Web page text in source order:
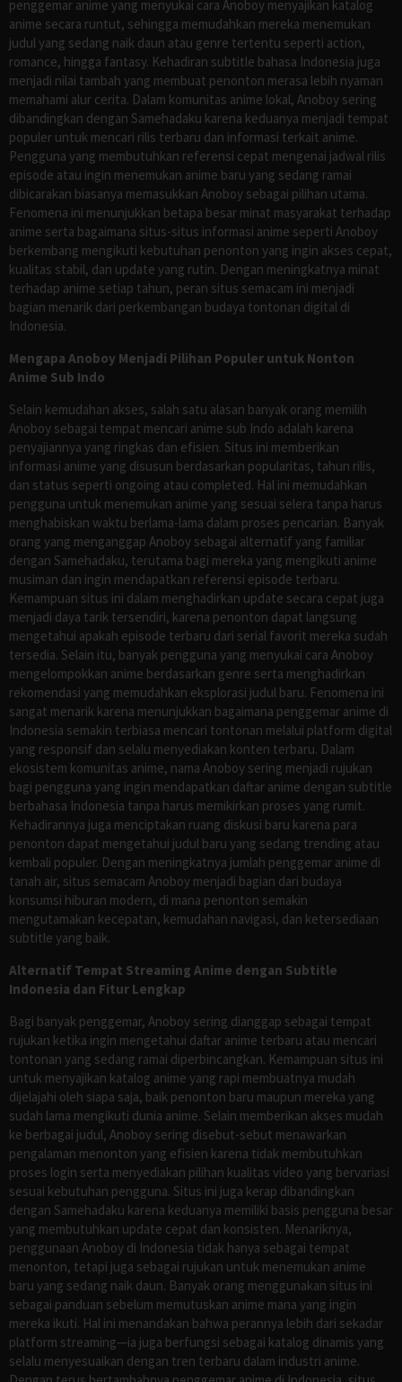
penggemar anime yang menyukai cara Anoboy menyajikan katalog
anime secara runtut, sehingga memudahkan mereka menemukan
judul yang sedang naik daun atau genre tertentu seperti action,
romance, hingga fantasy. Kehadiran subtitle bahasa Indonesia juga
menjadi nilai tambah yang membuat penonton merasa lebih nyaman
memahami alur cerita. Dalam komunitas anime lokal, Anoboy sering
dibandingkan dengan Samehadaku karena keduanya menjadi tempat
populer untuk mencari rilis terbaru dan informasi terkait anime.
Pengguna yang membutuhkan referensi cepat mengenai jadwal rilis
episode atau ingin menemukan anime baru yang sedang ramai
dibicarakan biasanya memasukkan Anoboy sebagai pilihan utama.
Fenomena ini menunjukkan betapa besar minat masyarakat terhadap
anime serta bagaimana situs-situs informasi anime seperti Anoboy
berkembang mengikuti kebutuhan penonton yang ingin akses cepat,
kualitas stabil, dan update yang rutin. Dengan meningkatnya minat
terhadap anime setiap tahun, peran situs semacam ini menjadi
bagian menarik dari perkembangan budaya tontonan digital di
Indonesia.
Mengapa Anoboy Menjadi Pilihan Populer untuk Nonton
Anime Sub Indo
Selain kemudahan akses, salah satu alasan banyak orang memilih
Anoboy sebagai tempat mencari anime sub Indo adalah karena
penyajiannya yang ringkas dan efisien. Situs ini memberikan
informasi anime yang disusun berdasarkan popularitas, tahun rilis,
dan status seperti ongoing atau completed. Hal ini memudahkan
pengguna untuk menemukan anime yang sesuai selera tanpa harus
menghabiskan waktu berlama-lama dalam proses pencarian. Banyak
orang yang menganggap Anoboy sebagai alternatif yang familiar
dengan Samehadaku, terutama bagi mereka yang mengikuti anime
musiman dan ingin mendapatkan referensi episode terbaru.
Kemampuan situs ini dalam menghadirkan update secara cepat juga
menjadi daya tarik tersendiri, karena penonton dapat langsung
mengetahui apakah episode terbaru dari serial favorit mereka sudah
tersedia. Selain itu, banyak pengguna yang menyukai cara Anoboy
mengelompokkan anime berdasarkan genre serta menghadirkan
rekomendasi yang memudahkan eksplorasi judul baru. Fenomena ini
sangat menarik karena menunjukkan bagaimana penggemar anime di
Indonesia semakin terbiasa mencari tontonan melalui platform digital
yang responsif dan selalu menyediakan konten terbaru. Dalam
ekosistem komunitas anime, nama Anoboy sering menjadi rujukan
bagi pengguna yang ingin mendapatkan daftar anime dengan subtitle
berbahasa Indonesia tanpa harus memikirkan proses yang rumit.
Kehadirannya juga menciptakan ruang diskusi baru karena para
penonton dapat mengetahui judul baru yang sedang trending atau
kembali populer. Dengan meningkatnya jumlah penggemar anime di
tanah air, situs semacam Anoboy menjadi bagian dari budaya
konsumsi hiburan modern, di mana penonton semakin
mengutamakan kecepatan, kemudahan navigasi, dan ketersediaan
subtitle yang baik.
Alternatif Tempat Streaming Anime dengan Subtitle
Indonesia dan Fitur Lengkap
Bagi banyak penggemar, Anoboy sering dianggap sebagai tempat
rujukan ketika ingin mengetahui daftar anime terbaru atau mencari
tontonan yang sedang ramai diperbincangkan. Kemampuan situs ini
untuk menyajikan katalog anime yang rapi membuatnya mudah
dijelajahi oleh siapa saja, baik penonton baru maupun mereka yang
sudah lama mengikuti dunia anime. Selain memberikan akses mudah
ke berbagai judul, Anoboy sering disebut-sebut menawarkan
pengalaman menonton yang efisien karena tidak membutuhkan
proses login serta menyediakan pilihan kualitas video yang bervariasi
sesuai kebutuhan pengguna. Situs ini juga kerap dibandingkan
dengan Samehadaku karena keduanya memiliki basis pengguna besar
yang membutuhkan update cepat dan konsisten. Menariknya,
penggunaan Anoboy di Indonesia tidak hanya sebagai tempat
menonton, tetapi juga sebagai rujukan untuk menemukan anime
baru yang sedang naik daun. Banyak orang menggunakan situs ini
sebagai panduan sebelum memutuskan anime mana yang ingin
mereka ikuti. Hal ini menandakan bahwa perannya lebih dari sekadar
platform streaming—ia juga berfungsi sebagai katalog dinamis yang
selalu menyesuaikan dengan tren terbaru dalam industri anime.